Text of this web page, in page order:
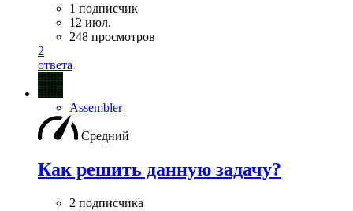
1 подписчик
12 июл.
248 просмотров
2
ответа
Assembler
Средний
Как решить данную задачу?
2 подписчика